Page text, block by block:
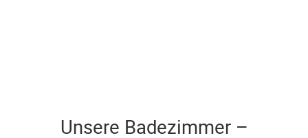
Unsere Badezimmer –